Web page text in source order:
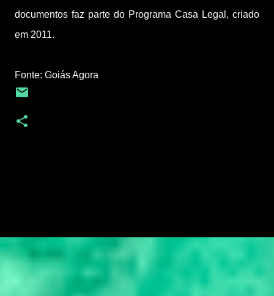
documentos faz parte do Programa Casa Legal, criado
em 2011.
Fonte: Goiás Agora
t